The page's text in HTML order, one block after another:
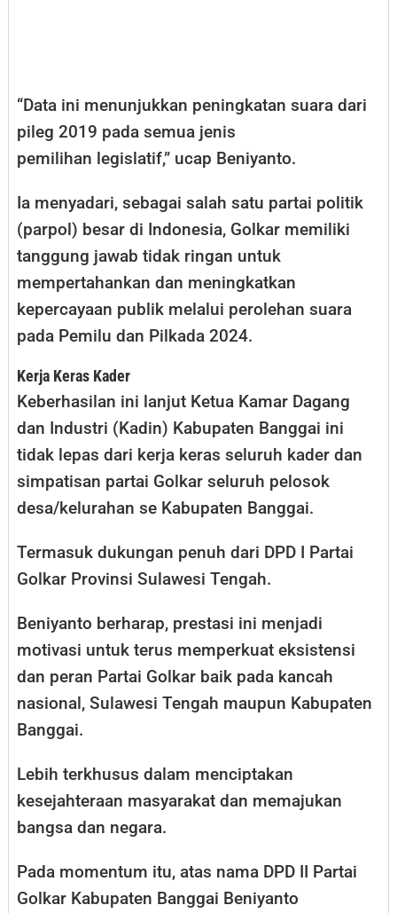
“Data ini menunjukkan peningkatan suara dari
pileg 2019 pada semua jenis
pemilihan legislatif,” ucap Beniyanto.
Ia menyadari, sebagai salah satu partai politik
(parpol) besar di Indonesia, Golkar memiliki
tanggung jawab tidak ringan untuk
mempertahankan dan meningkatkan
kepercayaan publik melalui perolehan suara
pada Pemilu dan Pilkada 2024.
Kerja Keras Kader
Keberhasilan ini lanjut Ketua Kamar Dagang
dan Industri (Kadin) Kabupaten Banggai ini
tidak lepas dari kerja keras seluruh kader dan
simpatisan partai Golkar seluruh pelosok
desa/kelurahan se Kabupaten Banggai.
Termasuk dukungan penuh dari DPD I Partai
Golkar Provinsi Sulawesi Tengah.
Beniyanto berharap, prestasi ini menjadi
motivasi untuk terus memperkuat eksistensi
dan peran Partai Golkar baik pada kancah
nasional, Sulawesi Tengah maupun Kabupaten
Banggai.
Lebih terkhusus dalam menciptakan
kesejahteraan masyarakat dan memajukan
bangsa dan negara.
Pada momentum itu, atas nama DPD II Partai
Golkar Kabupaten Banggai Beniyanto